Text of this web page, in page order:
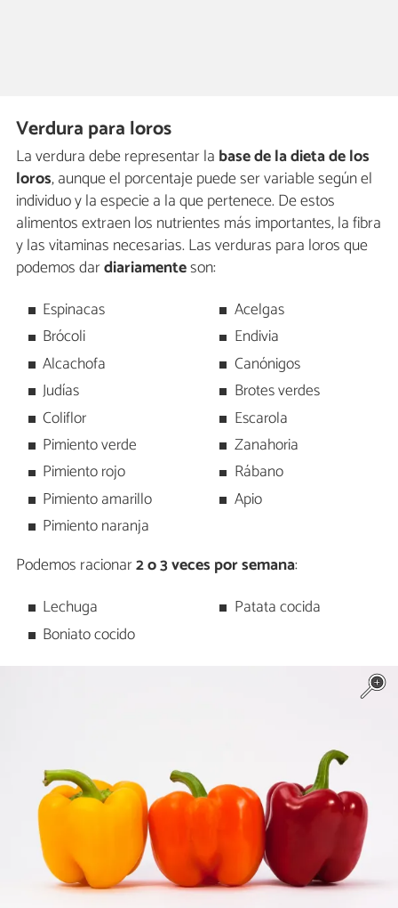
Verdura para loros
La verdura debe representar la base de la dieta de los
loros, aunque el porcentaje puede ser variable según el
individuo y la especie a la que pertenece. De estos
alimentos extraen los nutrientes más importantes, la fibra
y las vitaminas necesarias. Las verduras para loros que
podemos dardiariamenteson:
Espinacas
Brócoli
Alcachofa
Judías
Coliflor
Pimiento verde
Pimiento rojo
Pimiento amarillo
Pimiento naranja
Acelgas
Endivia
Canónigos
Brotes verdes
Escarola
Zanahoria
Rábano
Apio
Podemos racionar2 o 3 veces por semana:
Lechuga
Boniato cocido
Patata cocida